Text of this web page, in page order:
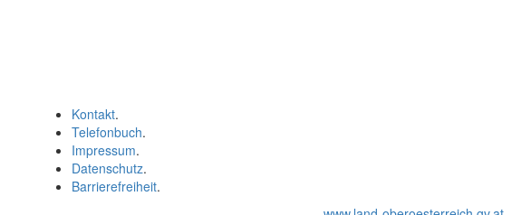
Kontakt.
Telefonbuch.
Impressum.
Datenschutz.
Barrierefreiheit.